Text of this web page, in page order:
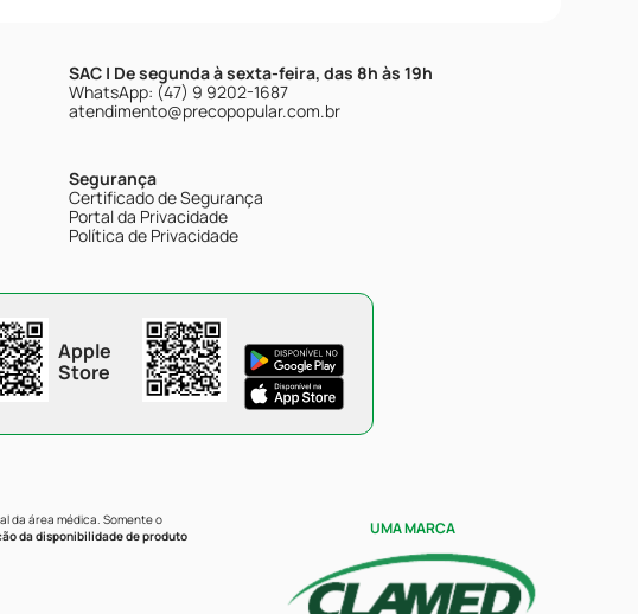
SAC | De segunda à sexta-feira, das 8h às 19h
WhatsApp: (47) 9 9202-1687
atendimento@precopopular.com.br
Segurança
Certificado de Segurança
Portal da Privacidade
Política de Privacidade
Apple
Store
da área médica. Somente o
da disponibilidade de produto
UMA MARCA